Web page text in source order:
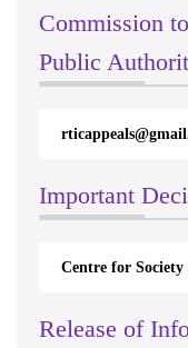
Commission
Public
Important
Centre for
Release of